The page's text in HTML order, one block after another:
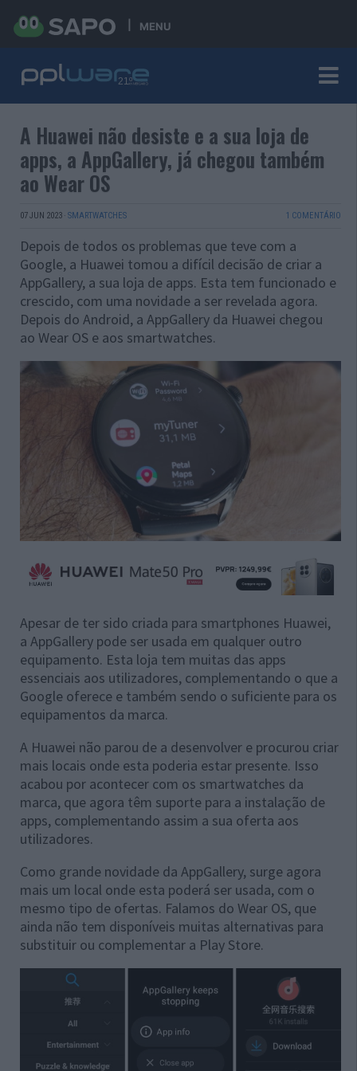
MENU
A Huawei não desiste e a sua loja de
apps, a AppGallery, já chegou também
ao Wear OS
07 JUN 2023 · SMARTWATCHES 1 COMENTÁRIO
Depois de todos os problemas que teve com a
Google, a Huawei tomou a difícil decisão de criar a
AppGallery, a sua loja de apps. Esta tem funcionado e
crescido, com uma novidade a ser revelada agora.
Depois do Android, a AppGallery da Huawei chegou
ao Wear OS e aos smartwatches.
Apesar de ter sido criada para smartphones Huawei,
a AppGallery pode ser usada em qualquer outro
equipamento. Esta loja tem muitas das apps
essenciais aos utilizadores, complementando o que a
Google oferece e também sendo o suficiente para os
equipamentos da marca.
A Huawei não parou de a desenvolver e procurou criar
mais locais onde esta poderia estar presente. Isso
acabou por acontecer com os smartwatches da
marca, que agora têm suporte para a instalação de
apps, complementando assim a sua oferta aos
utilizadores.
Como grande novidade da AppGallery, surge agora
mais um local onde esta poderá ser usada, com o
mesmo tipo de ofertas. Falamos do Wear OS, que
ainda não tem disponíveis muitas alternativas para
substituir ou complementar a Play Store.